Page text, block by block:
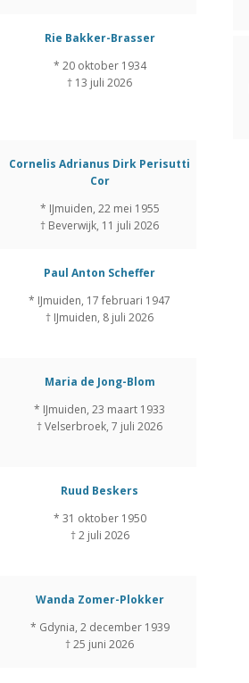
Rie Bakker-Brasser
* 20 oktober 1934
† 13 juli 2026
Cornelis Adrianus Dirk Perisutti
Cor
* IJmuiden, 22 mei 1955
† Beverwijk, 11 juli 2026
Paul Anton Scheffer
* IJmuiden, 17 februari 1947
† IJmuiden, 8 juli 2026
Maria de Jong-Blom
* IJmuiden, 23 maart 1933
† Velserbroek, 7 juli 2026
Ruud Beskers
* 31 oktober 1950
† 2 juli 2026
Wanda Zomer-Plokker
* Gdynia, 2 december 1939
† 25 juni 2026